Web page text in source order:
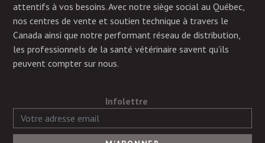
attentifs à vos besoins. Avec notre siège social au Québec,
nos centres de vente et soutien technique à travers le
Canada ainsi que notre performant réseau de distribution,
les professionnels de la santé vétérinaire savent qu’ils
peuvent compter sur nous.
Infolettre